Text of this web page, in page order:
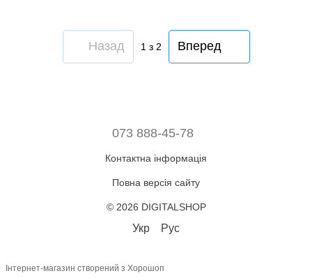
Назад 1 з 2 Вперед
073 888-45-78
Контактна інформація
Повна версія сайту
© 2026 DIGITALSHOP
Укр Рус
Інтернет-магазин створений з Хорошоп